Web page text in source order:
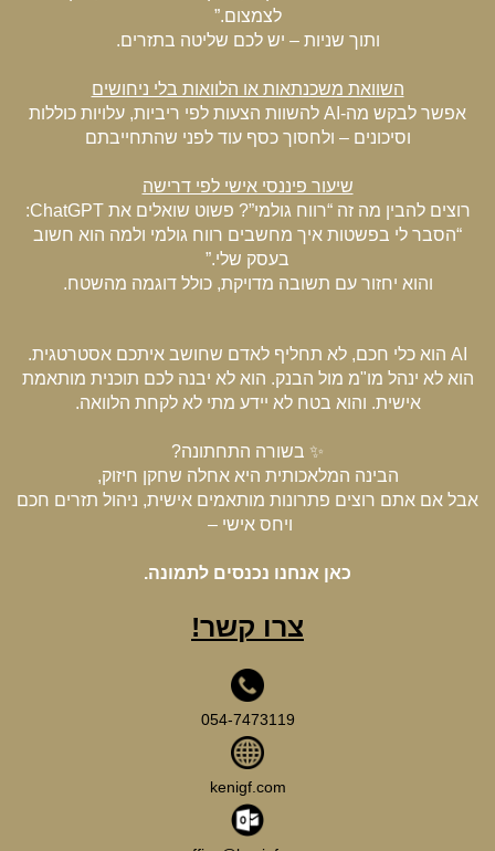
לצמצום.”
ותוך שניות – יש לכם שליטה בתזרים.
השוואת משכנתאות או הלוואות בלי ניחושים
אפשר לבקש מה-AI להשוות הצעות לפי ריביות, עלויות כוללות
וסיכונים – ולחסוך כסף עוד לפני שהתחייבתם
שיעור פיננסי אישי לפי דרישה
רוצים להבין מה זה “רווח גולמי”? פשוט שואלים את ChatGPT:
“הסבר לי בפשטות איך מחשבים רווח גולמי ולמה הוא חשוב
בעסק שלי.”
והוא יחזור עם תשובה מדויקת, כולל דוגמה מהשטח.
AI הוא כלי חכם, לא תחליף לאדם שחושב איתכם אסטרטגית.
הוא לא ינהל מו"מ מול הבנק. הוא לא יבנה לכם תוכנית מותאמת
אישית. והוא בטח לא יידע מתי לא לקחת הלוואה.
✨ בשורה התחתונה?
הבינה המלאכותית היא אחלה שחקן חיזוק,
אבל אם אתם רוצים פתרונות מותאמים אישית, ניהול תזרים חכם
ויחס אישי –
כאן אנחנו נכנסים לתמונה.
צרו קשר!
​054-7​473119​
kenigf.com